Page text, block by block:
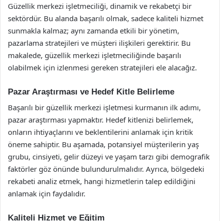
Güzellik merkezi işletmeciliği, dinamik ve rekabetçi bir
sektördür. Bu alanda başarılı olmak, sadece kaliteli hizmet
sunmakla kalmaz; aynı zamanda etkili bir yönetim,
pazarlama stratejileri ve müşteri ilişkileri gerektirir. Bu
makalede, güzellik merkezi işletmeciliğinde başarılı
olabilmek için izlenmesi gereken stratejileri ele alacağız.
Pazar Araştırması ve Hedef Kitle Belirleme
Başarılı bir güzellik merkezi işletmesi kurmanın ilk adımı,
pazar araştırması yapmaktır. Hedef kitlenizi belirlemek,
onların ihtiyaçlarını ve beklentilerini anlamak için kritik
öneme sahiptir. Bu aşamada, potansiyel müşterilerin yaş
grubu, cinsiyeti, gelir düzeyi ve yaşam tarzı gibi demografik
faktörler göz önünde bulundurulmalıdır. Ayrıca, bölgedeki
rekabeti analiz etmek, hangi hizmetlerin talep edildiğini
anlamak için faydalıdır.
Kaliteli Hizmet ve Eğitim